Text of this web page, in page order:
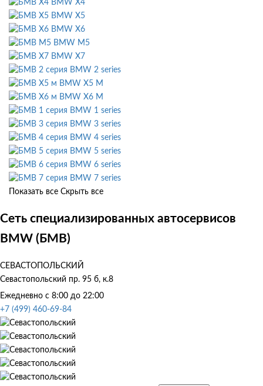
BMW X4
BMW X5
BMW X6
BMW M5
BMW X7
BMW 2 series
BMW X5 M
BMW X6 M
BMW 1 series
BMW 3 series
BMW 4 series
BMW 5 series
BMW 6 series
BMW 7 series
Показать все Скрыть все
Сеть специализированных автосервисов
BMW (БМВ)
СЕВАСТОПОЛЬСКИЙ
Севастопольский пр. 95 б, к.8
Ежедневно с 8:00 до 22:00
+7 (499) 460-69-84